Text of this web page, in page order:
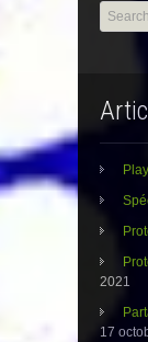
Search
for:
2021
17